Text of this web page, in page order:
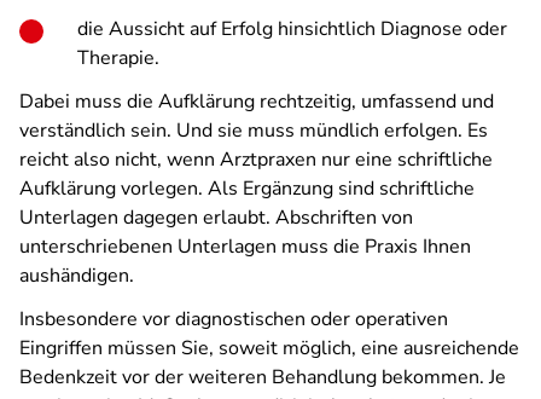
die Aussicht auf Erfolg hinsichtlich Diagnose oder
Therapie.
Dabei muss die Aufklärung rechtzeitig, umfassend und
verständlich sein. Und sie muss mündlich erfolgen. Es
reicht also nicht, wenn Arztpraxen nur eine schriftliche
Aufklärung vorlegen. Als Ergänzung sind schriftliche
Unterlagen dagegen erlaubt. Abschriften von
unterschriebenen Unterlagen muss die Praxis Ihnen
aushändigen.
Insbesondere vor diagnostischen oder operativen
Eingriffen müssen Sie, soweit möglich, eine ausreichende
Bedenkzeit vor der weiteren Behandlung bekommen. Je